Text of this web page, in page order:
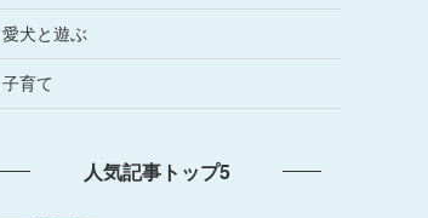
愛犬と遊ぶ
子育て
人気記事トップ5